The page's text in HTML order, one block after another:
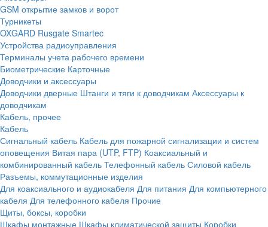
GSM открытие замков и ворот
Турникеты
OXGARD Rusgate Smartec
Устройства радиоуправления
Терминалы учета рабочего времени
Биометрические Карточные
Доводчики и аксессуары
Доводчики дверные Штанги и тяги к доводчикам Аксессуары к
доводчикам
Кабель, прочее
Кабель
Сигнальный кабель Кабель для пожарной сигнализации и систем
оповещения Витая пара (UTP, FTP) Коаксиальный и
комбинированный кабель Телефонный кабель Силовой кабель
Разъемы, коммутационные изделия
Для коаксиального и аудиокабеля Для питания Для компьютерного
кабеля Для телефонного кабеля Прочие
Щиты, боксы, коробки
Шкафы монтажные Шкафы климатической защиты Коробки